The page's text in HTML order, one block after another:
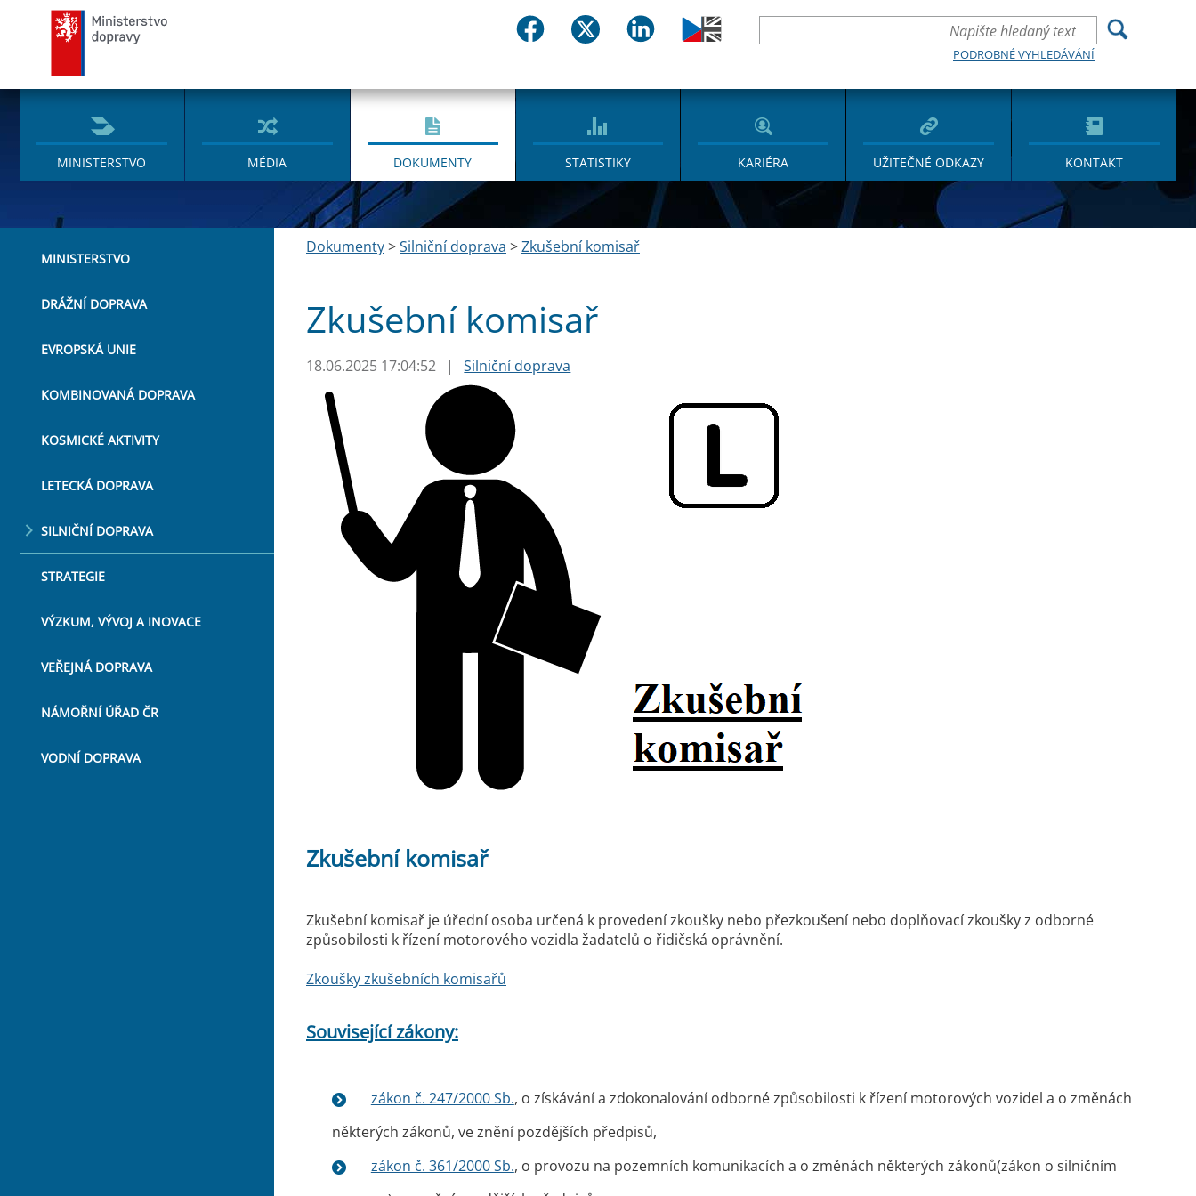
PODROBNÉ VYHLEDÁVÁNÍ
MINISTERSTVO MÉDIA DOKUMENTY STATISTIKY KARIÉRA UŽITEČNÉ ODKAZY KONTAKT
MINISTERSTVO
DRÁŽNÍ DOPRAVA
EVROPSKÁ UNIE
KOMBINOVANÁ DOPRAVA
KOSMICKÉ AKTIVITY
LETECKÁ DOPRAVA
SILNIČNÍ DOPRAVA
STRATEGIE
VÝZKUM, VÝVOJ A INOVACE
VEŘEJNÁ DOPRAVA
NÁMOŘNÍ ÚŘAD ČR
VODNÍ DOPRAVA
Dokumenty>Silniční doprava >Zkušební komisař
Zkušební komisař
18.06.2025 17:04:52 | Silniční doprava
Zkušební komisař
Zkušební komisař je úřední osoba určená k provedení zkoušky nebo přezkoušení nebo doplňovací zkoušky z odborné
způsobilosti k řízení motorového vozidla žadatelů o řidičská oprávnění.
Zkoušky zkušebních komisařů
Související zákony:
zákon č. 247/2000 Sb., o získávání a zdokonalování odborné způsobilosti k řízení motorových vozidel a o změnách
některých zákonů, ve znění pozdějších předpisů,
zákon č. 361/2000 Sb., o provozu na pozemních komunikacích a o změnách některých zákonů(zákon o silničním